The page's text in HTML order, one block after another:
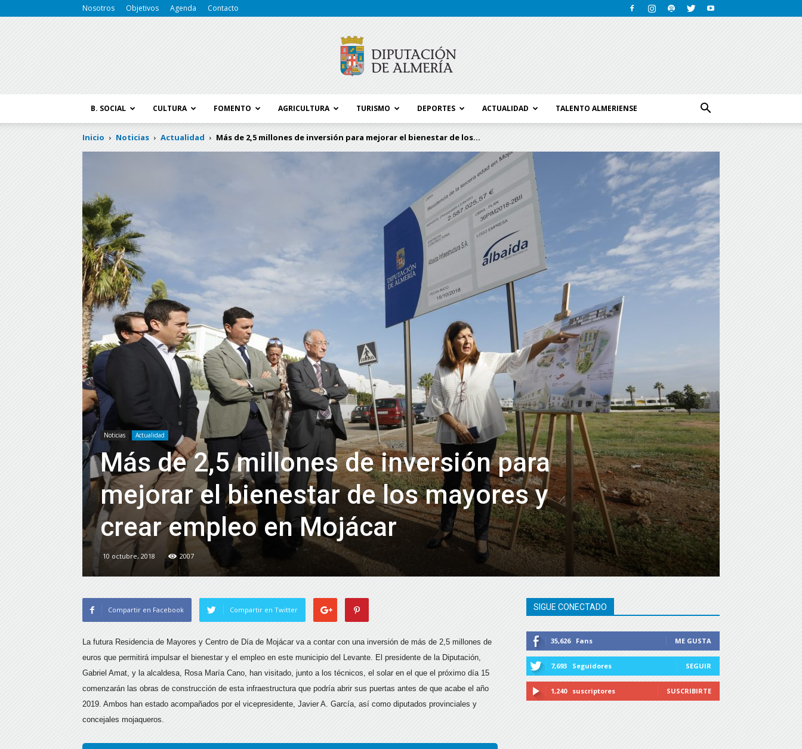
Nosotros Objetivos Agenda Contacto
Diputación
de
Almería
B. SOCIAL CULTURA FOMENTO AGRICULTURA TURISMO DEPORTES ACTUALIDAD TALENTO ALMERIENSE
Inicio Noticias Actualidad Más de 2,5 millones de inversión para mejorar el bienestar de los...
Noticias Actualidad
Más de 2,5 millones de inversión para
mejorar el bienestar de los mayores y
crear empleo en Mojácar
10 octubre, 2018 2007
Compartir en Facebook Compartir en Twitter
La futura Residencia de Mayores y Centro de Día de Mojácar va a contar con una inversión de más de 2,5 millones de
euros que permitirá impulsar el bienestar y el empleo en este municipio del Levante. El presidente de la Diputación,
Gabriel Amat, y la alcaldesa, Rosa María Cano, han visitado, junto a los técnicos, el solar en el que el próximo día 15
comenzarán las obras de construcción de esta infraestructura que podría abrir sus puertas antes de que acabe el año
2019. Ambos han estado acompañados por el vicepresidente, Javier A. García, así como diputados provinciales y
concejales mojaqueros.
SIGUE CONECTADO
35,626 Fans ME GUSTA
7,693 Seguidores SEGUIR
1,240 suscriptores SUSCRIBIRTE